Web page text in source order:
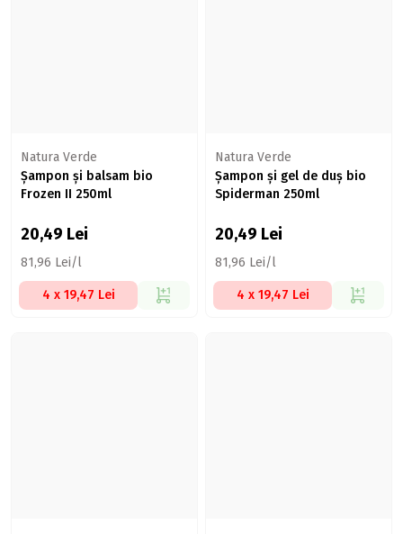
Natura Verde
Șampon și balsam bio
Frozen II 250ml
20,49 Lei
81,96 Lei/l
4 x 19,47 Lei
Natura Verde
Șampon și gel de duș bio
Spiderman 250ml
20,49 Lei
81,96 Lei/l
4 x 19,47 Lei